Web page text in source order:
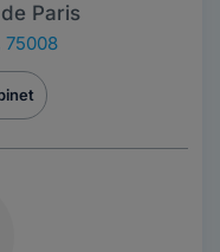
Paris
75008